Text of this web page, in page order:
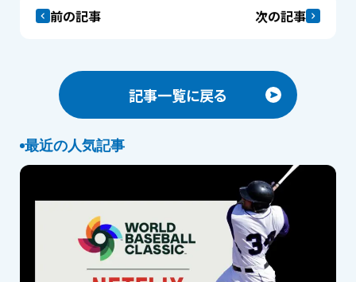
前の記事 次の記事
記事一覧に戻る
最近の人気記事